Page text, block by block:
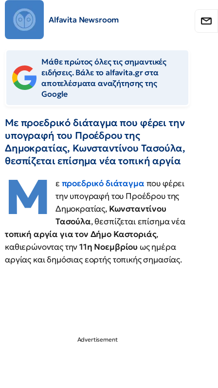
Alfavita Newsroom
Μάθε πρώτος όλες τις σημαντικές
ειδήσεις. Βάλε το alfavita.gr στα
αποτελέσματα αναζήτησης της
Google
Με προεδρικό διάταγμα που φέρει την
υπογραφή του Προέδρου της
Δημοκρατίας, Κωνσταντίνου Τασούλα,
θεσπίζεται επίσημα νέα τοπική αργία
Μ ε προεδρικό διάταγμα που φέρει
την υπογραφή του Προέδρου της
Δημοκρατίας, Κωνσταντίνου
Τασούλα, θεσπίζεται επίσημα νέα
τοπική αργία για τον Δήμο Καστοριάς,
καθιερώνοντας την11η Νοεμβρίου ως ημέρα
αργίας και δημόσιας εορτής τοπικής σημασίας.